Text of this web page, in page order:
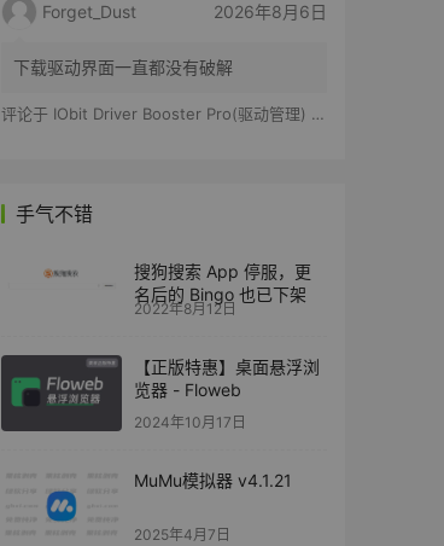
Forget_Dust 2026年8月6日
下载驱动界面一直都没有破解
评论于 IObit Driver Booster Pro(驱动管理) v13.6.0.438 便携修改版
手气不错
搜狗搜索 App 停服，更
名后的 Bingo 也已下架
2022年8月12日
【正版特惠】桌面悬浮浏
览器 - Floweb
2024年10月17日
MuMu模拟器 v4.1.21
2025年4月7日